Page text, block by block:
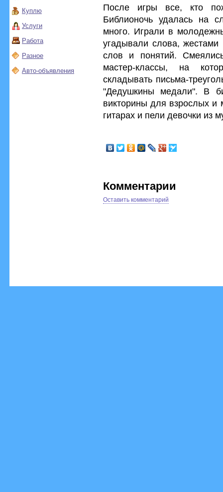
Куплю
Услуги
Работа
Разное
Авто-объявления
После игры все, кто
Библионочь удалась на
много. Играли в
угадывали слова, жестами
слов и понятий.
мастер-классы, на
складывать письма-
"Дедушкины медали". В
викторины для взрослых и
гитарах и пели девочки из
Комментарии
Оставить комментарий